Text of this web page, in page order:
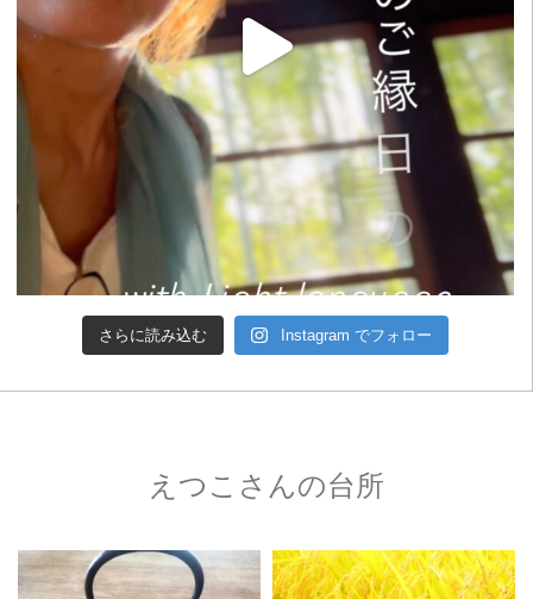
さらに読み込む Instagram でフォロー
えつこさんの台所